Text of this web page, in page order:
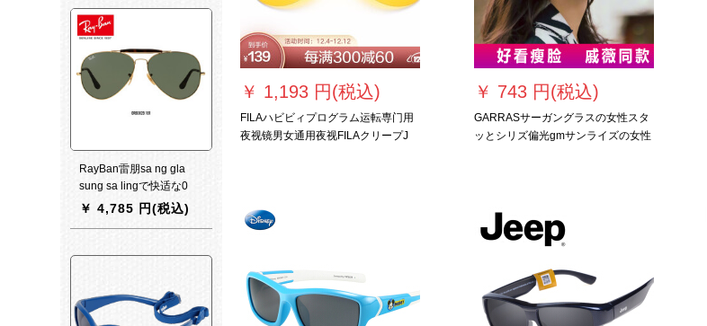
￥ 1,193 円(税込)
FILAハビビィプログラム运転専门用
夜视镜男女通用夜视FILAクリープJ
￥ 743 円(税込)
GARRASサーガングラスの女性スタ
ッとシリズ偏光gmサンライズの女性
転してくれます。3121金
枠の暗のグーレの偏光板
（夜メガネを送りま
す。）
RayBan雷朋sa ng gla
sung sa lingで快适な0
RB 3029は、181金色の
縁である。绿色のレンテ
￥ 4,785 円(税込)